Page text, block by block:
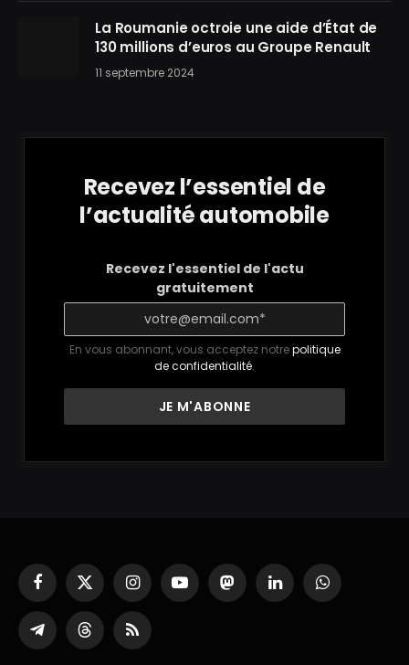
La Roumanie octroie une aide d’État de
130 millions d’euros au Groupe Renault
11 septembre 2024
Recevez l’essentiel de
l’actualité automobile
Recevez l'essentiel de l'actu
gratuitement
En vous abonnant, vous acceptez notrepolitique
de confidentialité.
Facebook
X
(Twitter)
InstagramYouTubeMastodonLinkedInWhatsApp
Partager
sur
ThreadsRSS